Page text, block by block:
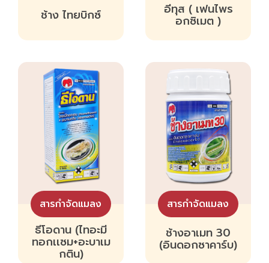
ช้าง ไทยบิกซ์ อีทุส ( เฟนไพร
อกซิเมต )
สารกำจัดแมลง
ธีโอดาน (ไทอะมี
ทอกเเซม+อะบาเม
กติน)
สารกำจัดแมลง
ช้างอาเมท 30
(อินดอกซาคาร์บ)